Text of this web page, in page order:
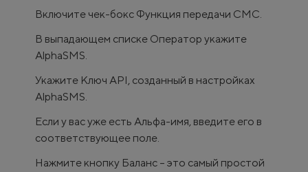
Включите чек-бокс Функция передачи СМС.
В выпадающем списке Оператор укажите
AlphaSMS.
Укажите Ключ API, созданный в настройках
AlphaSMS.
Если у вас уже есть Альфа-имя, введите его в
соответствующее поле.
Нажмите кнопку Баланс – это самый простой